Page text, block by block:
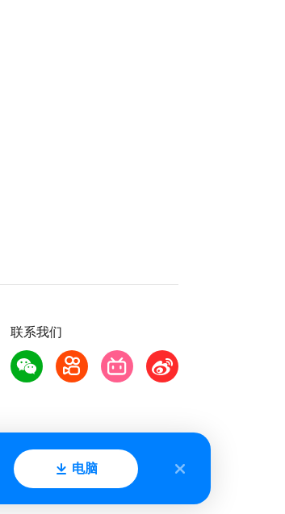
联系我们
电脑